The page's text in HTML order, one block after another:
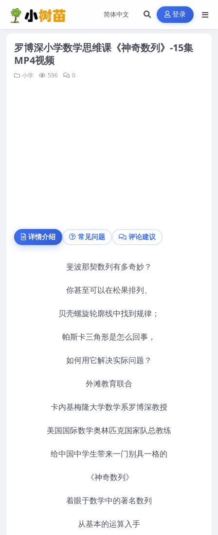
登录
罗博深小学数学思维课《神奇数列》-15集
MP4视频
小学 596 0
详情介绍 常见问题 评论建议
斐波那契数列有多奇妙？
你甚至可以在松果排列、
贝壳螺旋轮廓线中找到规律；
帕斯卡三角形是怎么回事，
如何用它解决实际问题？
外滩教育联合
卡内基梅隆大学数学系罗博深教授
美国国际数学奥林匹克国家队总教练
给中国中学生带来一门别具一格的
《神奇数列》
着眼于数学中的著名数列
从基本的运算入手